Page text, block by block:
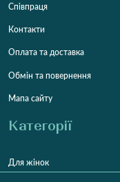
Співпраця
Контакти
Оплата та доставка
Обмін та повернення
Мапа сайту
Категорії
Для жінок